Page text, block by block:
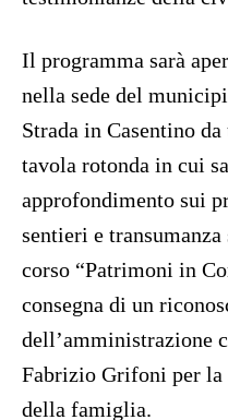
Il programma sarà
nella sede del
Strada in Casentino
tavola rotonda in cui
approfondimento sui
sentieri e
corso “Patrimoni in
consegna di un
dell’amministrazione
Fabrizio Grifoni per
della famiglia.